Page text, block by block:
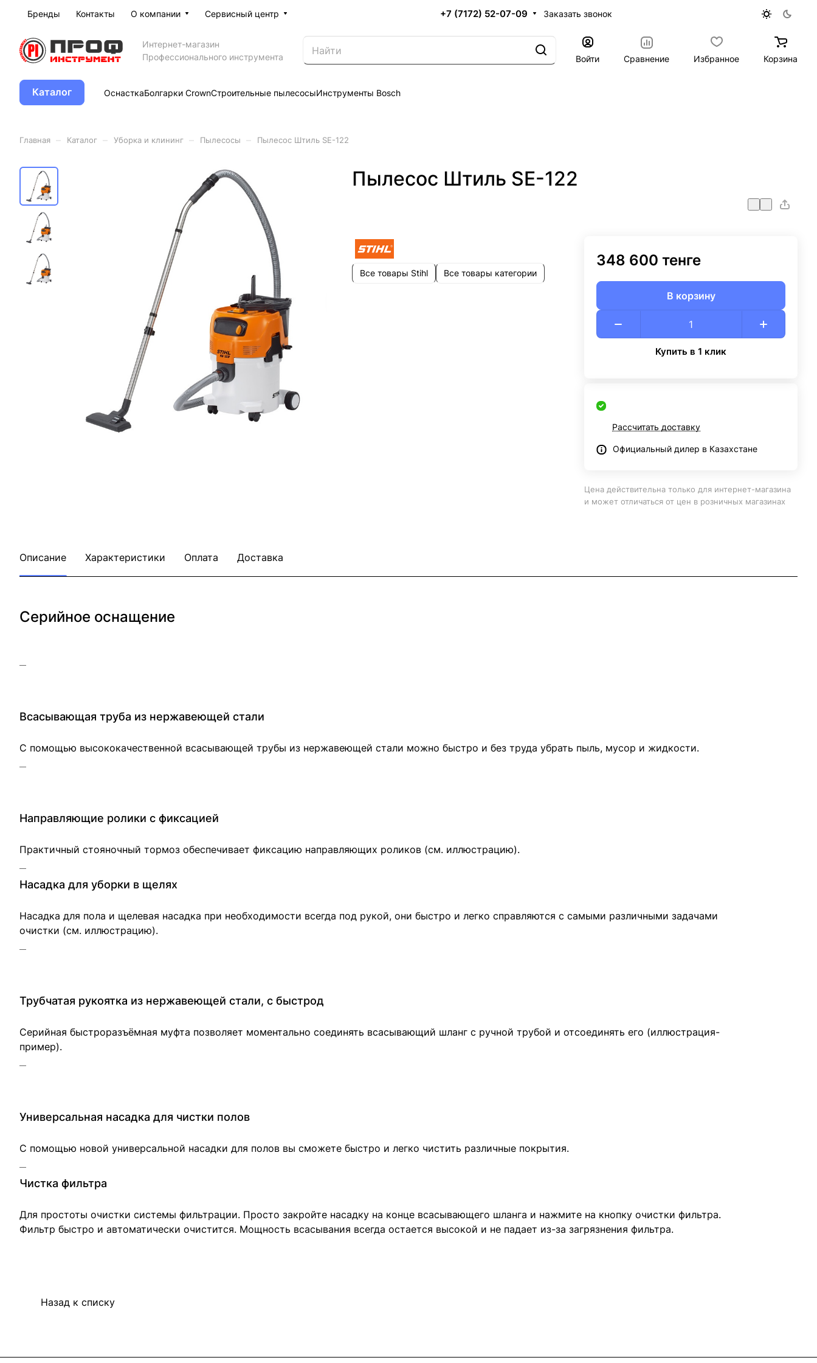
Бренды Контакты О компании Сервисный центр +7 (7172) 52-07-09 Заказать звонок
Интернет-магазин
Профессионального инструмента
Войти Сравнение Избранное Корзина
Каталог ОснасткаБолгарки CrownСтроительные пылесосыИнструменты Bosch
Главная Каталог Уборка и клининг Пылесосы Пылесос Штиль SE-122
Пылесос Штиль SE-122
Все товары Stihl Все товары категории
348 600 тенге
В корзину
Купить в 1 клик
Рассчитать доставку
Официальный дилер в Казахстане
Цена действительна только для интернет-магазина
и может отличаться от цен в розничных магазинах
Описание Характеристики Оплата Доставка
Серийное оснащение
Всасывающая труба из нержавеющей стали
С помощью высококачественной всасывающей трубы из нержавеющей стали можно быстро и без труда убрать пыль, мусор и жидкости.
Направляющие ролики с фиксацией
Практичный стояночный тормоз обеспечивает фиксацию направляющих роликов (см. иллюстрацию).
Насадка для уборки в щелях
Насадка для пола и щелевая насадка при необходимости всегда под рукой, они быстро и легко справляются с самыми различными задачами
очистки (см. иллюстрацию).
Трубчатая рукоятка из нержавеющей стали, с быстрод
Серийная быстроразъёмная муфта позволяет моментально соединять всасывающий шланг с ручной трубой и отсоединять его (иллюстрация-
пример).
Универсальная насадка для чистки полов
С помощью новой универсальной насадки для полов вы сможете быстро и легко чистить различные покрытия.
Чистка фильтра
Для простоты очистки системы фильтрации. Просто закройте насадку на конце всасывающего шланга и нажмите на кнопку очистки фильтра.
Фильтр быстро и автоматически очистится. Мощность всасывания всегда остается высокой и не падает из-за загрязнения фильтра.
Назад к списку